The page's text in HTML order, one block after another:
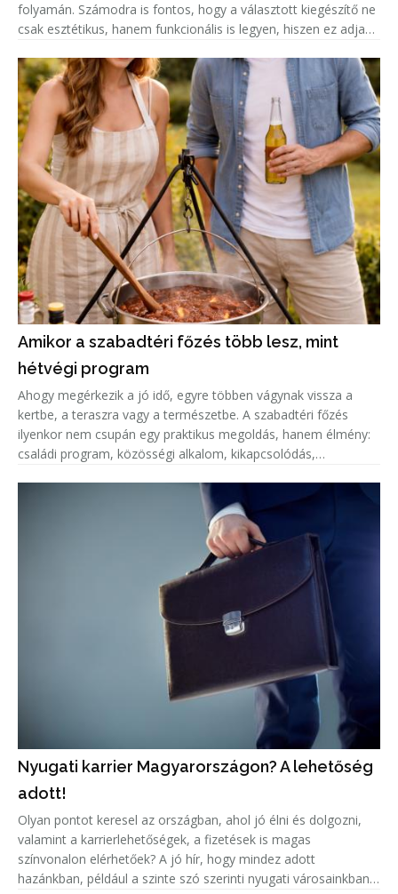
folyamán. Számodra is fontos, hogy a választott kiegészítő ne
csak esztétikus, hanem funkcionális is legyen, hiszen ez adja
megválasztott d
Amikor a szabadtéri főzés több lesz, mint
hétvégi program
Ahogy megérkezik a jó idő, egyre többen vágynak vissza a
kertbe, a teraszra vagy a természetbe. A szabadtéri főzés
ilyenkor nem csupán egy praktikus megoldás, hanem élmény:
családi program, közösségi alkalom, kikapcsolódás,
Nyugati karrier Magyarországon? A lehetőség
adott!
Olyan pontot keresel az országban, ahol jó élni és dolgozni,
valamint a karrierlehetőségek, a fizetések is magas
színvonalon elérhetőek? A jó hír, hogy mindez adott
hazánkban, például a szinte szó szerinti nyugati városainkban,